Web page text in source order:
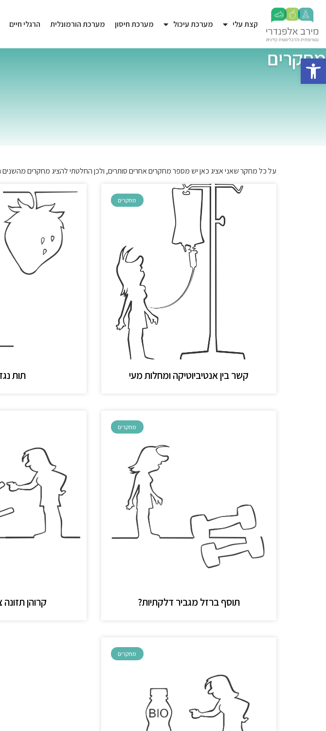
פתח סרגל נגישות
קצת עלי מערכת עיכול מערכת חיסון מערכת הורמונלית הרגלי חיים
מחקרים
על כל מחקר שאני אציג כאן יש מספר מחקרים אחרים סותרים, ולכן החלטתי להציג מחקרים
מחקרים
קשר בין אנטיביוטיקה ומחלות מעי תות
מחקרים
תוסף ברזל מגביר דלקתיות? קרוהן תזונה
מחקרים